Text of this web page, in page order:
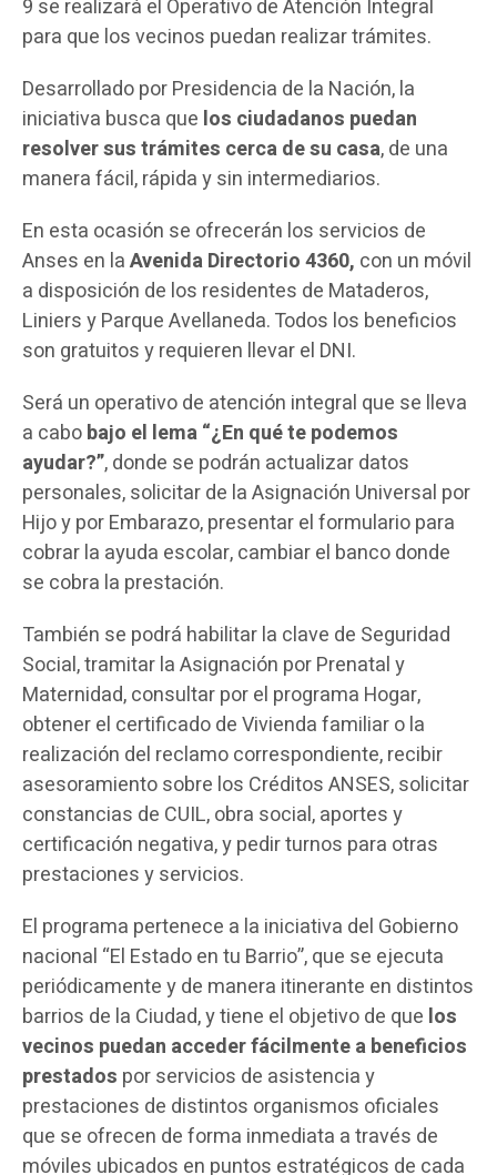
9 se realizará el Operativo de Atención Integral
para que los vecinos puedan realizar trámites.
Desarrollado por Presidencia de la Nación, la
iniciativa busca que los ciudadanos puedan
resolver sus trámites cerca de su casa, de una
manera fácil, rápida y sin intermediarios.
En esta ocasión se ofrecerán los servicios de
Anses en laAvenida Directorio 4360, con un móvil
a disposición de los residentes de Mataderos,
Liniers y Parque Avellaneda. Todos los beneficios
son gratuitos y requieren llevar el DNI.
Será un operativo de atención integral que se lleva
a cabobajo el lema “¿En qué te podemos
ayudar?”, donde se podrán actualizar datos
personales, solicitar de la Asignación Universal por
Hijo y por Embarazo, presentar el formulario para
cobrar la ayuda escolar, cambiar el banco donde
se cobra la prestación.
También se podrá habilitar la clave de Seguridad
Social, tramitar la Asignación por Prenatal y
Maternidad, consultar por el programa Hogar,
obtener el certificado de Vivienda familiar o la
realización del reclamo correspondiente, recibir
asesoramiento sobre los Créditos ANSES, solicitar
constancias de CUIL, obra social, aportes y
certificación negativa, y pedir turnos para otras
prestaciones y servicios.
El programa pertenece a la iniciativa del Gobierno
nacional “El Estado en tu Barrio”, que se ejecuta
periódicamente y de manera itinerante en distintos
barrios de la Ciudad, y tiene el objetivo de que los
vecinos puedan acceder fácilmente a beneficios
prestados por servicios de asistencia y
prestaciones de distintos organismos oficiales
que se ofrecen de forma inmediata a través de
móviles ubicados en puntos estratégicos de cada